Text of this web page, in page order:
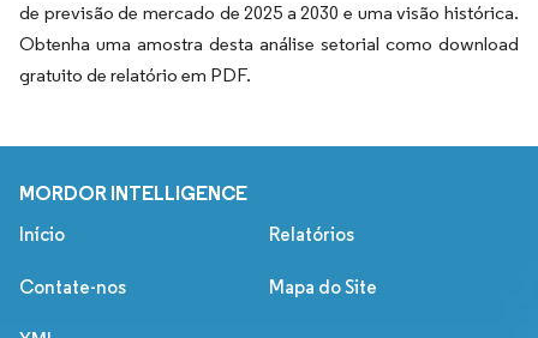
de previsão de mercado de 2025 a 2030 e uma visão histórica.
Obtenha uma amostra desta análise setorial como download
gratuito de relatório em PDF.
MORDOR INTELLIGENCE
Início Relatórios
Contate-nos Mapa do Site